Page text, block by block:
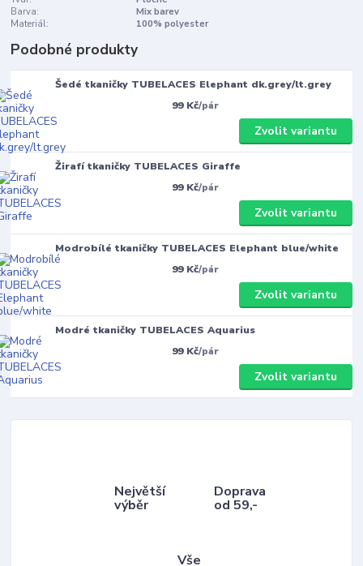
Barva:
Mix barev
Materiál:
100% polyester
Podobné produkty
Šedé tkaničky TUBELACES Elephant dk.grey/lt.grey
99 Kč/pár
Zvolit variantu
Žirafí tkaničky TUBELACES Giraffe
99 Kč/pár
Zvolit variantu
Modrobílé tkaničky TUBELACES Elephant blue/white
99 Kč/pár
Zvolit variantu
Modré tkaničky TUBELACES Aquarius
99 Kč/pár
Zvolit variantu
Největší
výběr
Doprava
od 59,-
Vše